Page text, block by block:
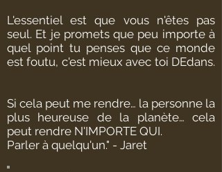
L'essentiel est que vous n'êtes pas
seul. Et je promets que peu importe à
quel point tu penses que ce monde
est foutu, c'est mieux avec toi DEdans.
Si cela peut me rendre… la personne la
plus heureuse de la planète… cela
peut rendre N'IMPORTE QUI.
Parler à quelqu'un." - Jaret